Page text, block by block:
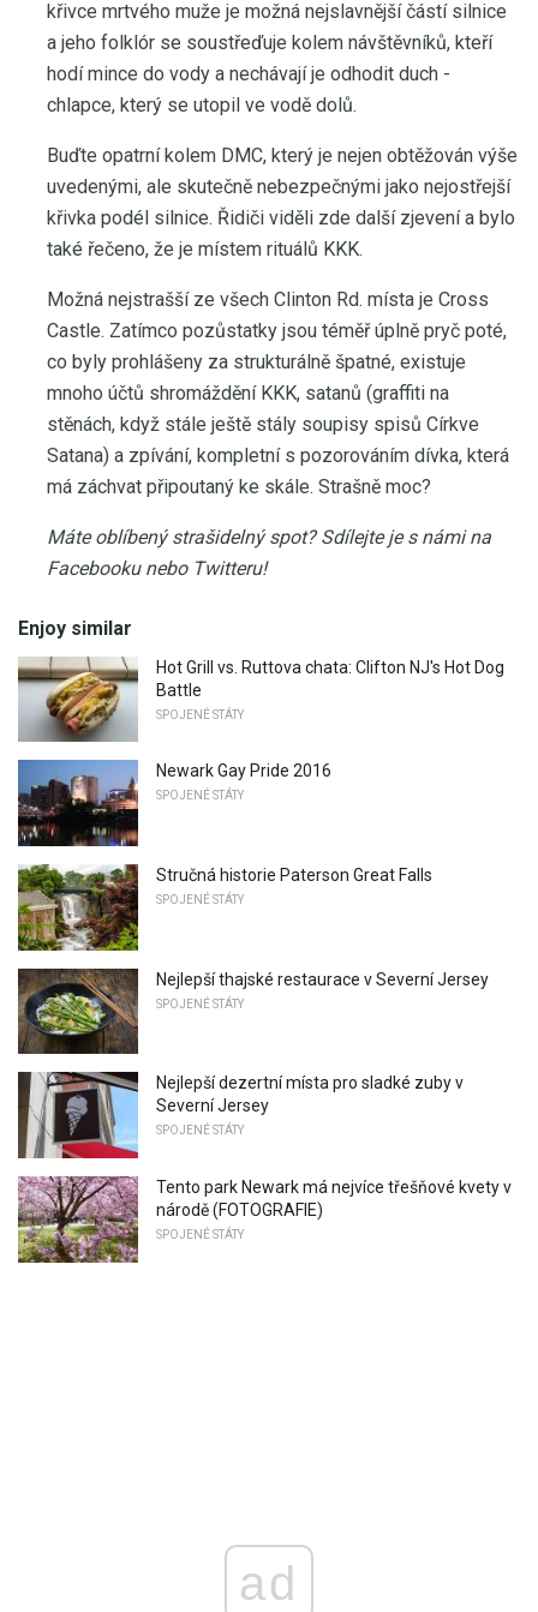
křivce mrtvého muže je možná nejslavnější částí silnice
a jeho folklór se soustřeďuje kolem návštěvníků, kteří
hodí mince do vody a nechávají je odhodit duch -
chlapce, který se utopil ve vodě dolů.
Buďte opatrní kolem DMC, který je nejen obtěžován výše
uvedenými, ale skutečně nebezpečnými jako nejostřejší
křivka podél silnice. Řidiči viděli zde další zjevení a bylo
také řečeno, že je místem rituálů KKK.
Možná nejstrašší ze všech Clinton Rd. místa je Cross
Castle. Zatímco pozůstatky jsou téměř úplně pryč poté,
co byly prohlášeny za strukturálně špatné, existuje
mnoho účtů shromáždění KKK, satanů (graffiti na
stěnách, když stále ještě stály soupisy spisů Církve
Satana) a zpívání, kompletní s pozorováním dívka, která
má záchvat připoutaný ke skále. Strašně moc?
Máte oblíbený strašidelný spot? Sdílejte je s námi na
Facebooku nebo Twitteru!
Enjoy similar
Hot Grill vs. Ruttova chata: Clifton NJ's Hot Dog
Battle
SPOJENÉ STÁTY
Newark Gay Pride 2016
SPOJENÉ STÁTY
Stručná historie Paterson Great Falls
SPOJENÉ STÁTY
Nejlepší thajské restaurace v Severní Jersey
SPOJENÉ STÁTY
Nejlepší dezertní místa pro sladké zuby v
Severní Jersey
SPOJENÉ STÁTY
Tento park Newark má nejvíce třešňové kvety v
národě (FOTOGRAFIE)
SPOJENÉ STÁTY
ad